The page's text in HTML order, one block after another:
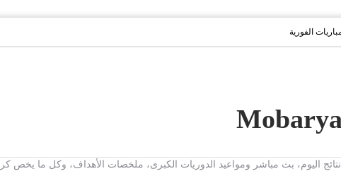
الفورية
نتائج اليوم، بث مباشر ومواعيد الدوريات الكبرى، ملخصات الأهداف، وكل ما